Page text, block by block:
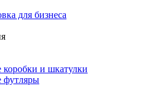
для бизнеса
коробки и шкатулки
футляры